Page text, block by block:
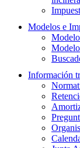
Modelos e
Información